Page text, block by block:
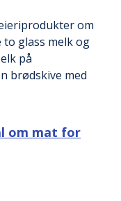
om
glass melk og
på
brødskive med
om mat for